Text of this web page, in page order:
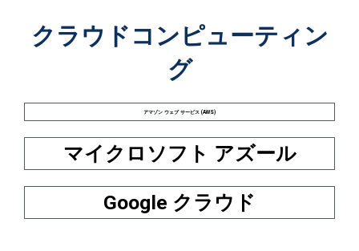
クラウドコンピューティン
グ
アマゾン ウェブ サービス (AWS)
マイクロソフト アズール
Google クラウド